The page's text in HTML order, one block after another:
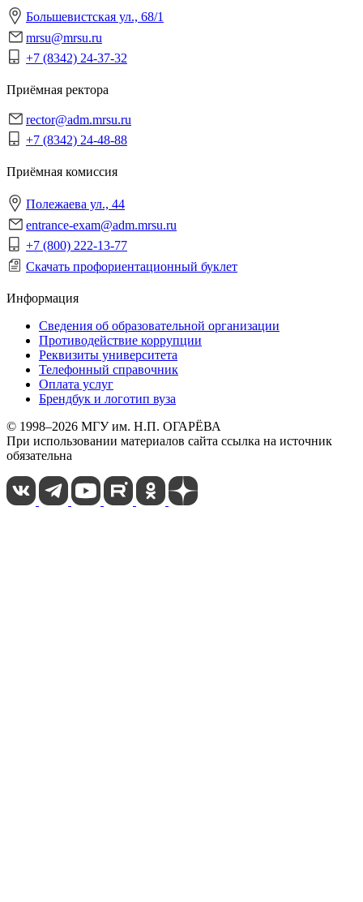
Большевистская ул., 68/1
mrsu@mrsu.ru
+7 (8342) 24-37-32
Приёмная ректора
rector@adm.mrsu.ru
+7 (8342) 24-48-88
Приёмная комиссия
Полежаева ул., 44
entrance-exam@adm.mrsu.ru
+7 (800) 222-13-77
Скачать профориентационный буклет
Информация
Сведения об образовательной организации
Противодействие коррупции
Реквизиты университета
Телефонный справочник
Оплата услуг
Брендбук и логотип вуза
© 1998–2026 МГУ им. Н.П. ОГАРЁВА
При использовании материалов сайта ссылка на источник
обязательна